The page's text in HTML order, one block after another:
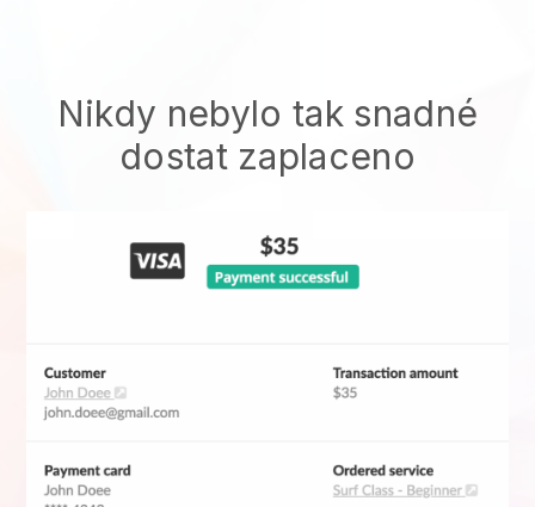
Nikdy nebylo tak snadné
dostat zaplaceno